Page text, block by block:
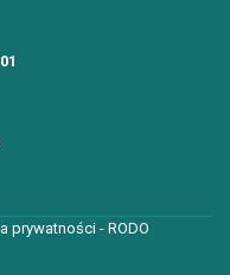
prywatności - RODO